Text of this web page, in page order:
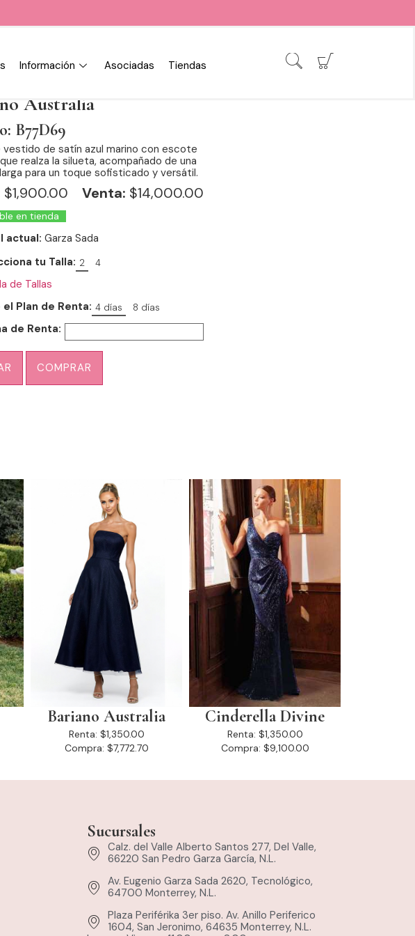
Información Asociadas Tiendas
Australia
B77D69
vestido de satín azul marino con escote
realza la silueta, acompañado de una
para un toque sofisticado y versátil.
$1,900.00 Venta: $14,000.00
en tienda
actual: Garza Sada
tu Talla: 2 4
de Tallas
el Plan de Renta: 4 días 8 días
de Renta:
COMPRAR
Bariano Australia
Renta: $1,350.00
Compra: $7,772.70
Cinderella Divine
Renta: $1,350.00
Compra: $9,100.00
Sucursales
Calz. del Valle Alberto Santos 277, Del Valle,
66220 San Pedro Garza García, N.L.
Av. Eugenio Garza Sada 2620, Tecnológico,
64700 Monterrey, N.L.
Plaza Periférika 3er piso. Av. Anillo Periferico
1604, San Jeronimo, 64635 Monterrey, N.L.